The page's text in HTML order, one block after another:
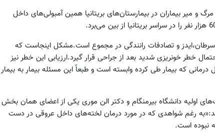
که علت 10 درصد کل مرگ و میر بیماران در بیمارستان‌های بریتانیا همین آمبولی‌های داخل
واسطه سرطان،ایدز و تصادفات رانندگی در مجموع است.مشکل اینجاست که
خطر خونریزی شدید بعد از جراحی قرار گیرد.ارزیابی این خطر نیز
که بیمار طی کرده وابسته است و طبعاً این مسئله بیمار به بیمار
اولیه دانشگاه بیرمنگام و دکتر الن موری یکی از اعضای همان بخش
رغم شواهدی که در مورد درمان لخته‌های داخل عروقی در دست
نبوده است.